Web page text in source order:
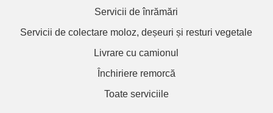
Servicii de înrămări
Servicii de colectare moloz, deșeuri și resturi vegetale
Livrare cu camionul
Închiriere remorcă
Toate serviciile